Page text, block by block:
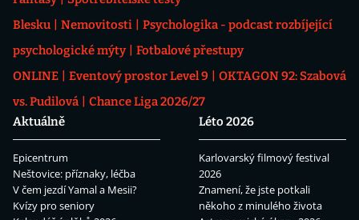
Blesku
Nemovitosti
Psychologika - podcast rozbíjející
psychologické mýty
Fotbalové přestupy
ONLINE
Eventový prostor Level 9
OKTAGON 92: Szabová
vs. Pudilová
Chance Liga 2026/27
Aktuálně
Epicentrum
Neštovice: příznaky, léčba
V čem jezdí Yamal a Mesii?
Kvízy pro seniory
Léto 2026
Karlovarský filmový festival
2026
Znamení, že jste potkali
někoho z minulého života